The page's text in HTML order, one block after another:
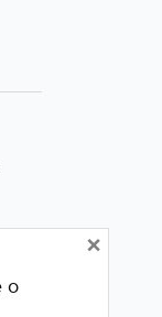
o
×